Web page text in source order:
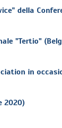
della
"Tertio"
in
2020)